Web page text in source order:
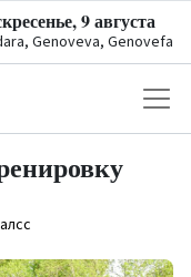
9 августа
Genoveva, Genovefa